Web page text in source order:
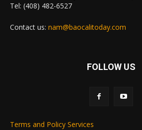
Tel: (408) 482-6527
Contact us: nam@baocalitoday.com
FOLLOW US
Terms and Policy Services